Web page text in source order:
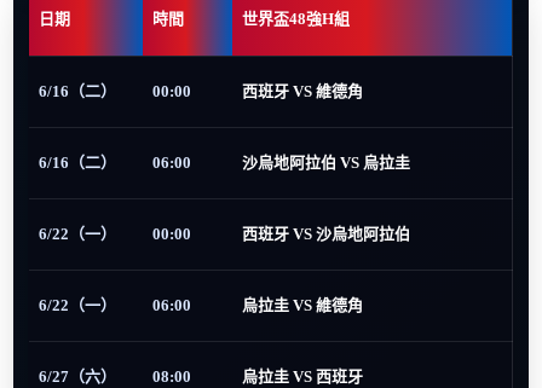
日期 時間 世界盃48強H組
6/16（二） 00:00 西班牙 VS 維德角
6/16（二） 06:00 沙烏地阿拉伯 VS 烏拉圭
6/22（一） 00:00 西班牙 VS 沙烏地阿拉伯
6/22（一） 06:00 烏拉圭 VS 維德角
6/27（六） 08:00 烏拉圭 VS 西班牙